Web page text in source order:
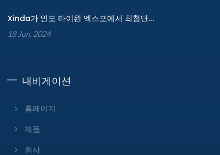
Xinda가 인도 타이완 엑스포에서 최첨단...
18 Jun, 2024
내비게이션
홈페이지
제품
회사